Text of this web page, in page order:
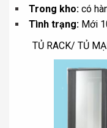
Trong kho: có
Tình trạng: Mới
TỦ RACK/ TỦ